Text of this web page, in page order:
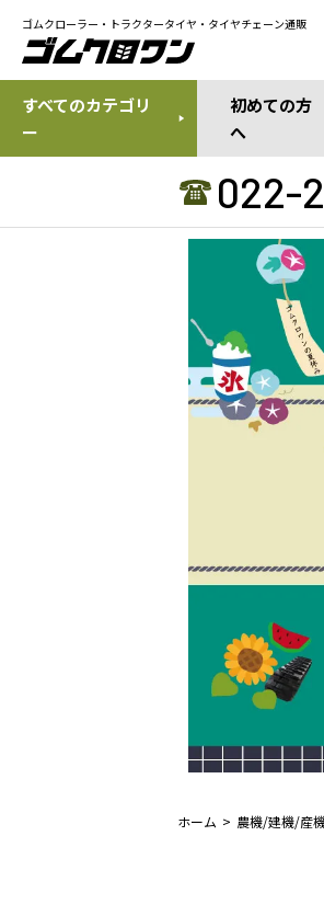
ゴムクローラー・トラクタータイヤ・タイヤチェーン通販
すべてのカテゴリ
ー
初めての方
へ
022-
ホーム 農機/建機/産